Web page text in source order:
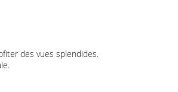
des vues splendides.